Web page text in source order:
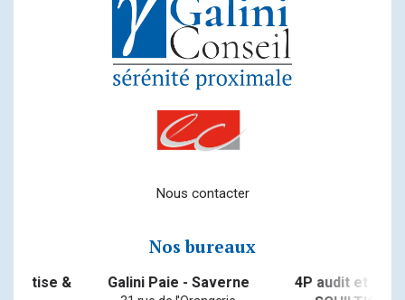
Nous contacter
Nos bureaux
Galini Paie - Saverne
4P audit et conseil -